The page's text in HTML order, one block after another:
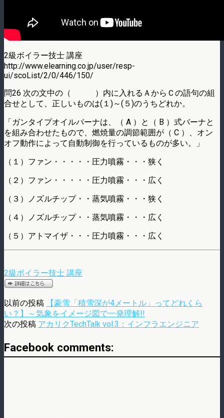
2級ボイラー技士 講座
http://www.elearning.co.jp/user/resp-
ui/scoList/2/0/446/150/
問26 次の文中の（ ）内に入れるＡからＣの語句の組
合せとして、正しいものは(１)～(５)のうちどれか。
「ガンタイプオイルバーナは、（ A ）と（ B ）式バーナと
を組み合わせたもので、燃焼量の調節範囲が（ C ）、オン
オフ動作によって自動制御を行っているものが多い。」
（１）ファン・・・・・圧力噴霧・・・狭く
（２）ファン・・・・・圧力噴霧・・・広く
（３）ノズルチップ・・蒸気噴霧・・・狭く
（４）ノズルチップ・・蒸気噴霧・・・広く
（５）アトマイザ・・・圧力噴霧・・・広く
2級ボイラー技士 講座
以前の投稿
【豪雪「積雪深が4メートル」ってどれくら
い？】～気象をイメージ図で一発理解!!
次の投稿 アカリクTechTalk vol.3：インフラエンジニア
Facebook comments: